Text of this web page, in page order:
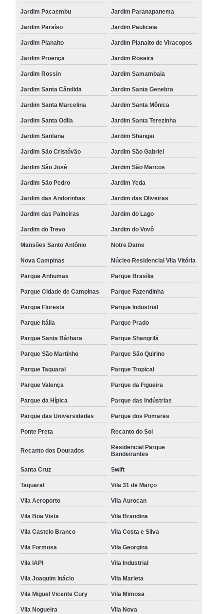
Jardim Pacaembu Jardim Paranapanema
Jardim Paraíso Jardim Pauliceia
Jardim Planalto Jardim Planalto de Viracopos
Jardim Proença Jardim Roseira
Jardim Rossin Jardim Samambaia
Jardim Santa Cândida Jardim Santa Genebra
Jardim Santa Marcelina Jardim Santa Mônica
Jardim Santa Odila Jardim Santa Terezinha
Jardim Santana Jardim Shangai
Jardim São Cristóvão Jardim São Gabriel
Jardim São José Jardim São Marcos
Jardim São Pedro Jardim Yeda
Jardim das Andorinhas Jardim das Oliveiras
Jardim das Paineiras Jardim do Lago
Jardim do Trevo Jardim do Vovô
Mansões Santo Antônio Notre Dame
Nova Campinas Núcleo Residencial Vila Vitória
Parque Anhumas Parque Brasília
Parque Cidade de Campinas Parque Fazendinha
Parque Floresta Parque Industrial
Parque Itália Parque Prado
Parque Santa Bárbara Parque Shangrilá
Parque São Martinho Parque São Quirino
Parque Taquaral Parque Tropical
Parque Valença Parque da Figueira
Parque da Hípica Parque das Indústrias
Parque das Universidades Parque dos Pomares
Ponte Preta Recanto do Sol
Recanto dos Dourados
Residencial Parque
Bandeirantes
Santa Cruz Swift
Taquaral Vila 31 de Março
Vila Aeroporto Vila Aurocan
Vila Boa Vista Vila Brandina
Vila Castelo Branco Vila Costa e Silva
Vila Formosa Vila Georgina
Vila IAPI Vila Industrial
Vila Joaquim Inácio Vila Marieta
Vila Miguel Vicente Cury Vila Mimosa
Vila Nogueira Vila Nova